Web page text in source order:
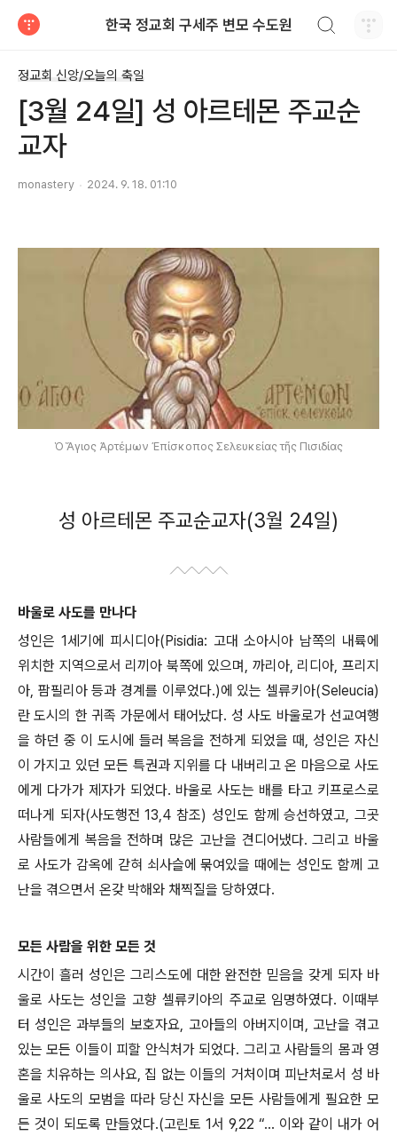
한국 정교회 구세주 변모 수도원
정교회 신앙/오늘의 축일
[3월 24일] 성 아르테몬 주교순
교자
monastery 2024. 9. 18. 01:10
Ὁ Ἅγιος Ἀρτέμων Ἐπίσκοπος Σελευκείας τῆς Πισιδίας
성 아르테몬 주교순교자(3월 24일)
바울로 사도를 만나다
성인은 1세기에 피시디아(Pisidia: 고대 소아시아 남쪽의 내륙에
위치한 지역으로서 리끼아 북쪽에 있으며, 까리아, 리디아, 프리지
아, 팜필리아 등과 경계를 이루었다.)에 있는 셀류키아(Seleucia)
란 도시의 한 귀족 가문에서 태어났다. 성 사도 바울로가 선교여행
을 하던 중 이 도시에 들러 복음을 전하게 되었을 때, 성인은 자신
이 가지고 있던 모든 특권과 지위를 다 내버리고 온 마음으로 사도
에게 다가가 제자가 되었다. 바울로 사도는 배를 타고 키프로스로
떠나게 되자(사도행전 13,4 참조) 성인도 함께 승선하였고, 그곳
사람들에게 복음을 전하며 많은 고난을 견디어냈다. 그리고 바울
로 사도가 감옥에 갇혀 쇠사슬에 묶여있을 때에는 성인도 함께 고
난을 겪으면서 온갖 박해와 채찍질을 당하였다.
모든 사람을 위한 모든 것
시간이 흘러 성인은 그리스도에 대한 완전한 믿음을 갖게 되자 바
울로 사도는 성인을 고향 셀류키아의 주교로 임명하였다. 이때부
터 성인은 과부들의 보호자요, 고아들의 아버지이며, 고난을 겪고
있는 모든 이들이 피할 안식처가 되었다. 그리고 사람들의 몸과 영
혼을 치유하는 의사요, 집 없는 이들의 거처이며 피난처로서 성 바
울로 사도의 모범을 따라 당신 자신을 모든 사람들에게 필요한 모
든 것이 되도록 만들었다.(고린토 1서 9,22 “... 이와 같이 내가 어